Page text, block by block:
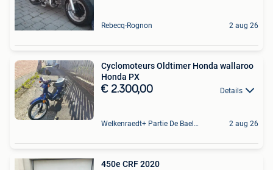
Rebecq-Rognon 2 aug 26
Cyclomoteurs Oldtimer Honda wallaroo
Honda PX
€ 2.300,00 Details
Welkenraedt+ Partie De Baelen 2 aug 26
450e CRF 2020